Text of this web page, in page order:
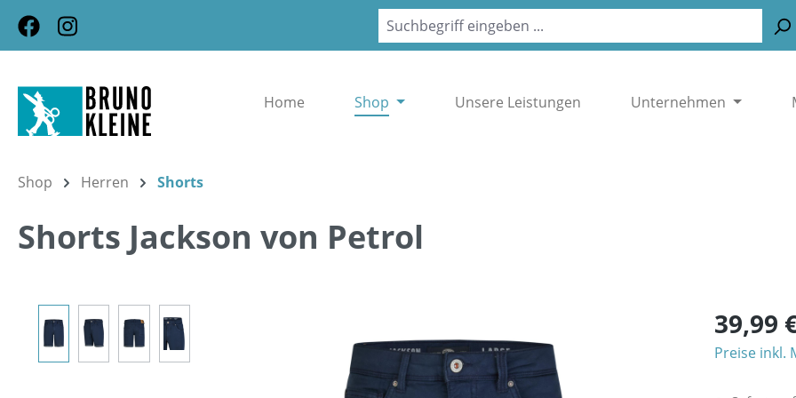
Hauptinhalt springen
Zur Suche springen
Zur Hauptnavigation springen
Home Shop Unsere Leistungen Unternehmen
Shop Herren Shorts
Shorts Jackson von Petrol
Bildergalerie überspringen 39,99
Preise inkl.